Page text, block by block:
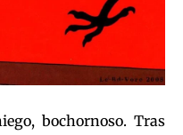
bochornoso. Tras